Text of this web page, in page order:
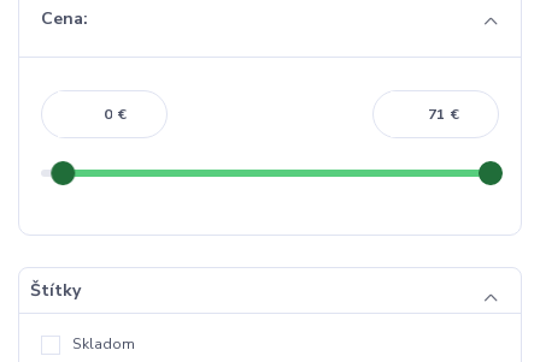
Cena:
€ €
Štítky
Skladom